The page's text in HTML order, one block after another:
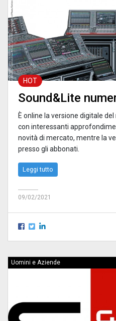
HOT
Sound&Lite
È online la versione digitale
con interessanti
novità di mercato, mentre la
presso gli abbonati.
Leggi tutto
09/02/2021
Uomini e Aziende